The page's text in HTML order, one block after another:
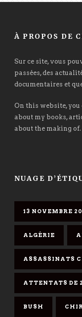
À PROPOS DE
Sur ce site, vous
passées, des
documentaires et
On this website,
about my books,
about the making of.
NUAGE
13 NOVEMBRE
ALGÉRIE
ASSASSINATS
ATTENTATS DE
BUSH